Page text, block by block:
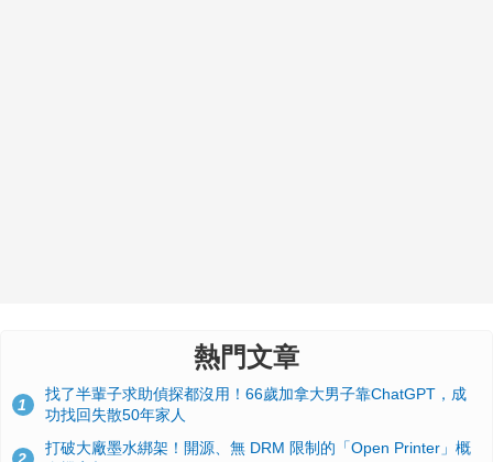
熱門文章
1
找了半輩子求助偵探都沒用！66歲加拿大男子靠ChatGPT，成
功找回失散50年家人
打破大廠墨水綁架！開源、無 DRM 限制的「Open Printer」概